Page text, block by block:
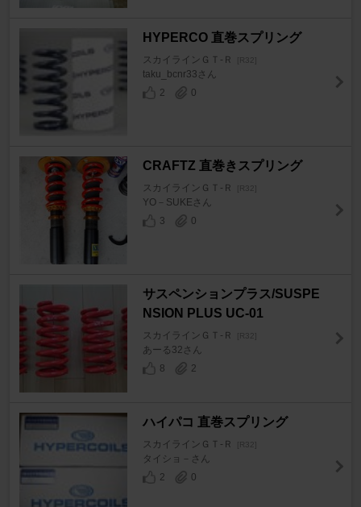
HYPERCO 直巻スプリング
スカイラインＧＴ‐Ｒ [R32]
taku_bcnr33さん
2
0
CRAFTZ 直巻きスプリング
スカイラインＧＴ‐Ｒ [R32]
YO－SUKEさん
3
0
サスペンションプラス/SUSPE
NSION PLUS UC-01
スカイラインＧＴ‐Ｒ [R32]
あーる32さん
8
2
ハイパコ 直巻スプリング
スカイラインＧＴ‐Ｒ [R32]
タイショ－さん
2
0